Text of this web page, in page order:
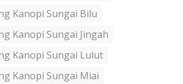
Kanopi Sungai Bilu
Kanopi Sungai Jingah
Kanopi Sungai Lulut
Kanopi Sungai Miai